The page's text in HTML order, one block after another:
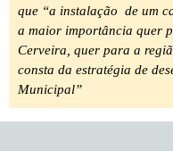
que “a instalação de um
a maior importância quer
Cerveira, quer para a
consta da estratégia de
Municipal”